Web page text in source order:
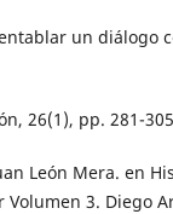
un diálogo
26(1), pp. 281-
León Mera. en
3. Diego